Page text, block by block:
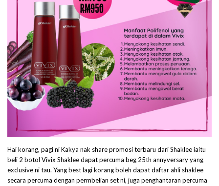
Hai korang, pagi ni Kakya nak share promosi terbaru dari Shaklee iaitu
beli 2 botol Vivix Shaklee dapat percuma beg 25th annyversary yang
exclusive ni tau. Yang best lagi korang boleh dapat daftar ahli shaklee
secara percuma dengan permbelian set ni, juga penghantaran percuma